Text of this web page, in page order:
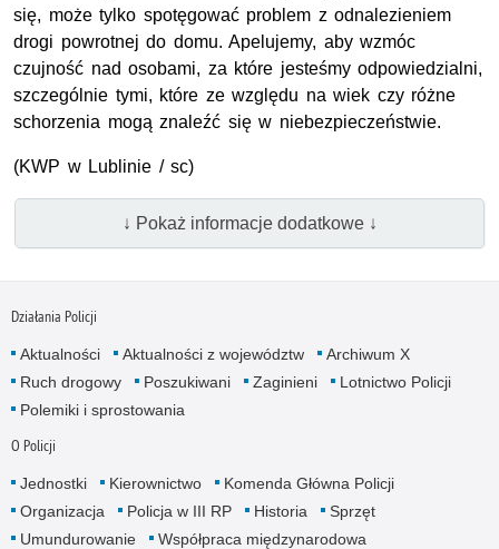
się, może tylko spotęgować problem z odnalezieniem
drogi powrotnej do domu. Apelujemy, aby wzmóc
czujność nad osobami, za które jesteśmy odpowiedzialni,
szczególnie tymi, które ze względu na wiek czy różne
schorzenia mogą znaleźć się w niebezpieczeństwie.
(KWP w Lublinie / sc)
↓ Pokaż informacje dodatkowe ↓
Działania Policji
Aktualności Aktualności z województw
Archiwum X
Ruch drogowy
Poszukiwani Zaginieni
Lotnictwo Policji
Polemiki i sprostowania
O Policji
Jednostki Kierownictwo
Komenda Główna Policji
Organizacja
Policja w III RP Historia
Sprzęt
Umundurowanie
Współpraca międzynarodowa